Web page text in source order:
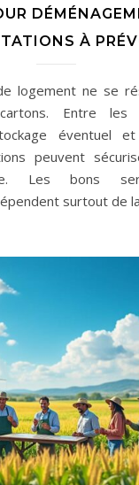
À
logement ne se
Entre les
éventuel et
peuvent
Les bons
surtout de